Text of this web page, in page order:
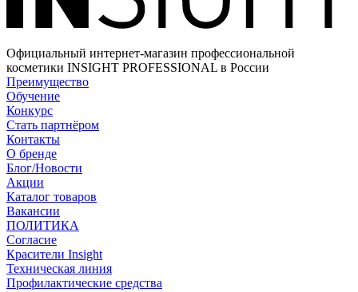
Официальный интернет-магазин профессиональной
косметики INSIGHT PROFESSIONAL в России
Преимущество
Обучение
Конкурс
Стать партнёром
Контакты
О бренде
Блог/Новости
Акции
Каталог товаров
Вакансии
ПОЛИТИКА
Согласие
Краcители Insight
Техническая линия
Профилактические средства